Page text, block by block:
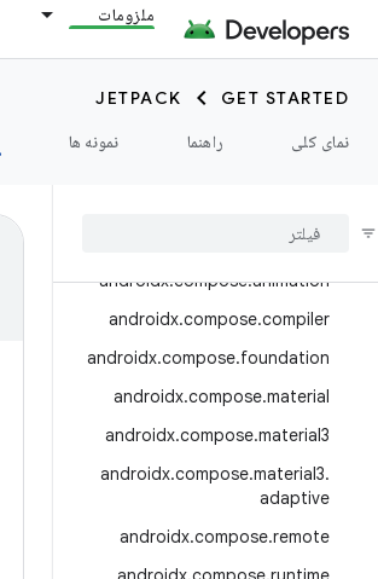
ملزومات
GET STARTED
JETPACK
نمای کلی
راهنما نمونه ها
androidx.camera.media3
androidx.camera.viewfinder
androidx.car
compose
androidx.compose.animation
androidx.compose.compiler
androidx.compose.foundation
androidx.compose.material
androidx.compose.material3
androidx.compose.material3.
adaptive
androidx.compose.remote